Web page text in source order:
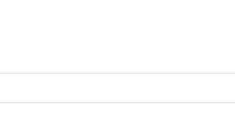
断されるまでに時間を要し，施設入所
作業療法士，言語聴覚士）